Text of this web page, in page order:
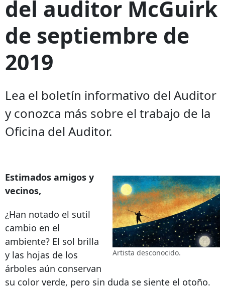
del auditor McGuirk
de septiembre de
2019
Lea el boletín informativo del Auditor
y conozca más sobre el trabajo de la
Oficina del Auditor.
Artista desconocido.
Estimados amigos y
vecinos,
¿Han notado el sutil
cambio en el
ambiente? El sol brilla
y las hojas de los
árboles aún conservan
su color verde, pero sin duda se siente el otoño.